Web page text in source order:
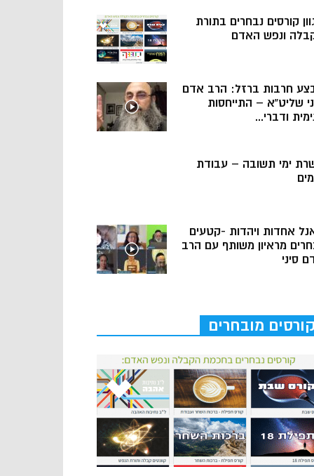
קורסים נבחרים בתורת
ונפש האדם
חרבות ברזל: הרב אדם
שליט”א – התייחסות
ודברי...
ימי תשובה – עבודת
אחדות ויהדות -קטעים
מראיון משותף עם הרב
סיני
קורסים מובחרים